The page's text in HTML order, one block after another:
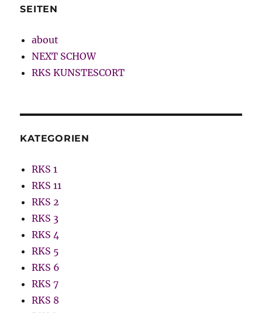
SEITEN
about
NEXT SCHOW
RKS KUNSTESCORT
KATEGORIEN
RKS 1
RKS 11
RKS 2
RKS 3
RKS 4
RKS 5
RKS 6
RKS 7
RKS 8